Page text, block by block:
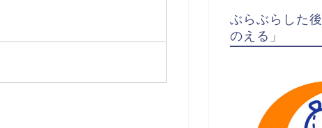
ぶらぶらした
のえる」